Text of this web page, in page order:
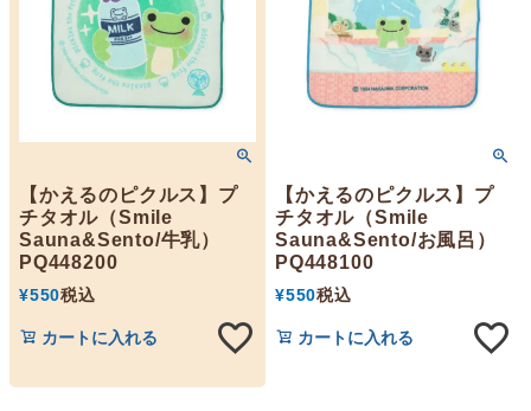
【かえるのピクルス】プ
チタオル（Smile
Sauna&Sento/牛乳）
PQ448200
¥550税込
カートに入れる
【かえるのピクルス】プ
チタオル（Smile
Sauna&Sento/お風呂）
PQ448100
¥550税込
カートに入れる